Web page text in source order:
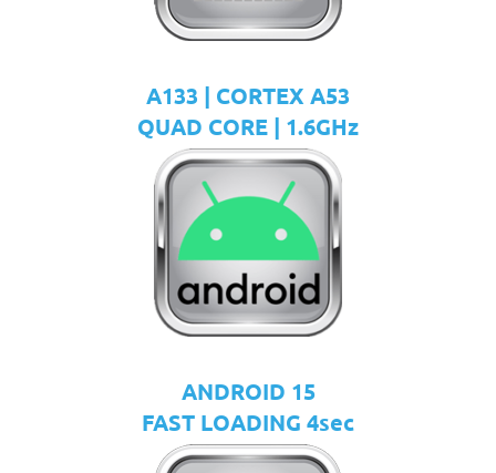
A133 | CORTEX A53
QUAD CORE | 1.6GHz
ANDROID 15
FAST LOADING 4sec